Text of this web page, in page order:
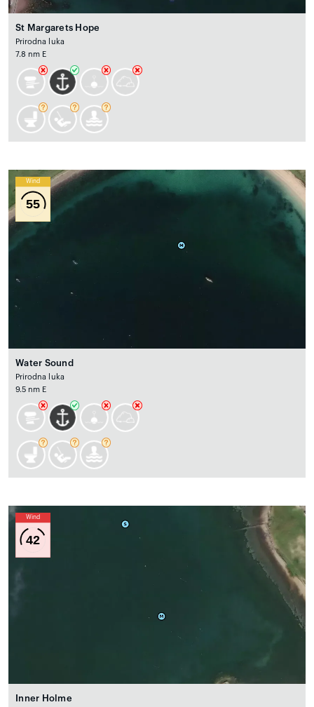
St Margarets Hope
Prirodna luka
7.8 nm E
Wind
55
Water Sound
Prirodna luka
9.5 nm E
Wind
42
Inner Holme